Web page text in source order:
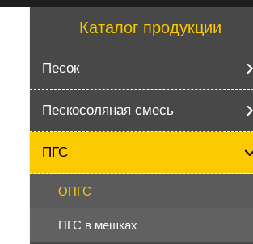
Каталог продукции
Песок
Пескосоляная смесь
ПГС
ОПГС
ПГС в мешках